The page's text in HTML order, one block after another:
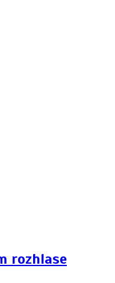
rozhlase